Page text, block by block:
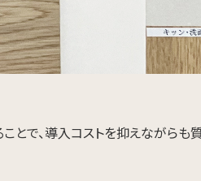
とで、導入コストを抑えながらも